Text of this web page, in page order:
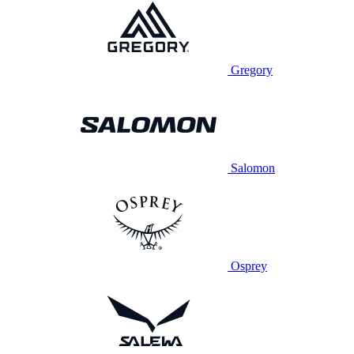
Gregory
Salomon
Osprey